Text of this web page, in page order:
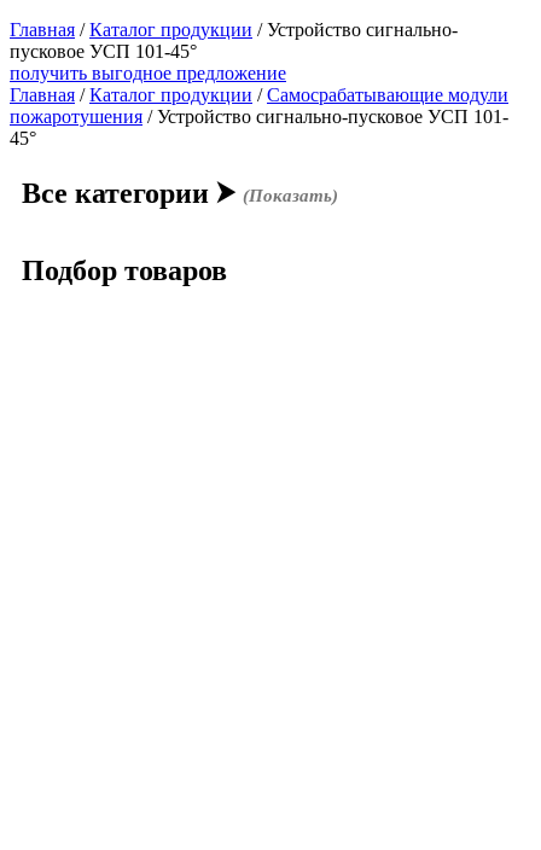
Главная /Каталог продукции /Устройство сигнально-
пусковое УСП 101-45°
получить выгодное предложение
Главная /Каталог продукции /Самосрабатывающие модули
пожаротушения / Устройство сигнально-пусковое УСП 101-
45°
Все категории ⮞ (Показать)
Подбор товаров